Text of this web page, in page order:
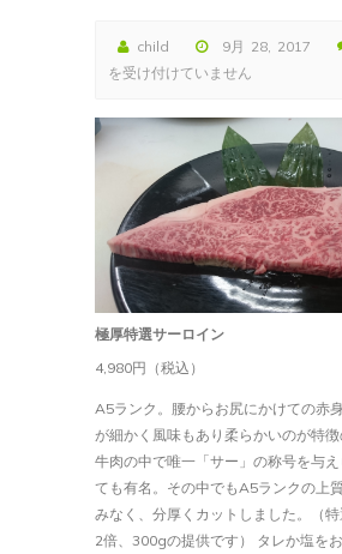
child
9月 28, 2017
極
ー
ロ
イ
ン
は
を受け付けていません
極厚特選サーロイン
4,980円（税込）
A5ランク。腰からお尻にかけての赤
が細かく風味もあり柔らかいのが特徴
牛肉の中で唯一「サー」の称号を与
ても有名。その中でもA5ランクの上
みなく、分厚くカットしました。（
2倍、300gの提供です） タレか塩を